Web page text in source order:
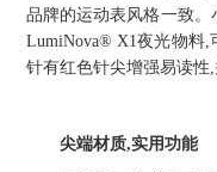
品牌的运动表风格一致。
LumiNova® X1夜光物料
针有红色针尖增强易读性,
尖端材质,实用功能